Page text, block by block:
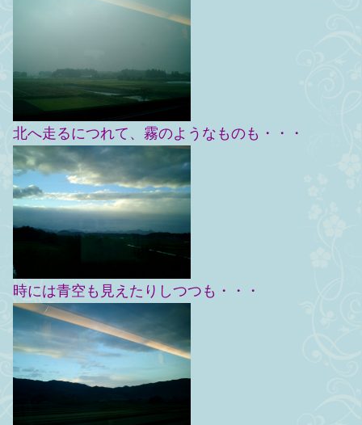
北へ走るにつれて、霧のようなものも・・・
時には青空も見えたりしつつも・・・